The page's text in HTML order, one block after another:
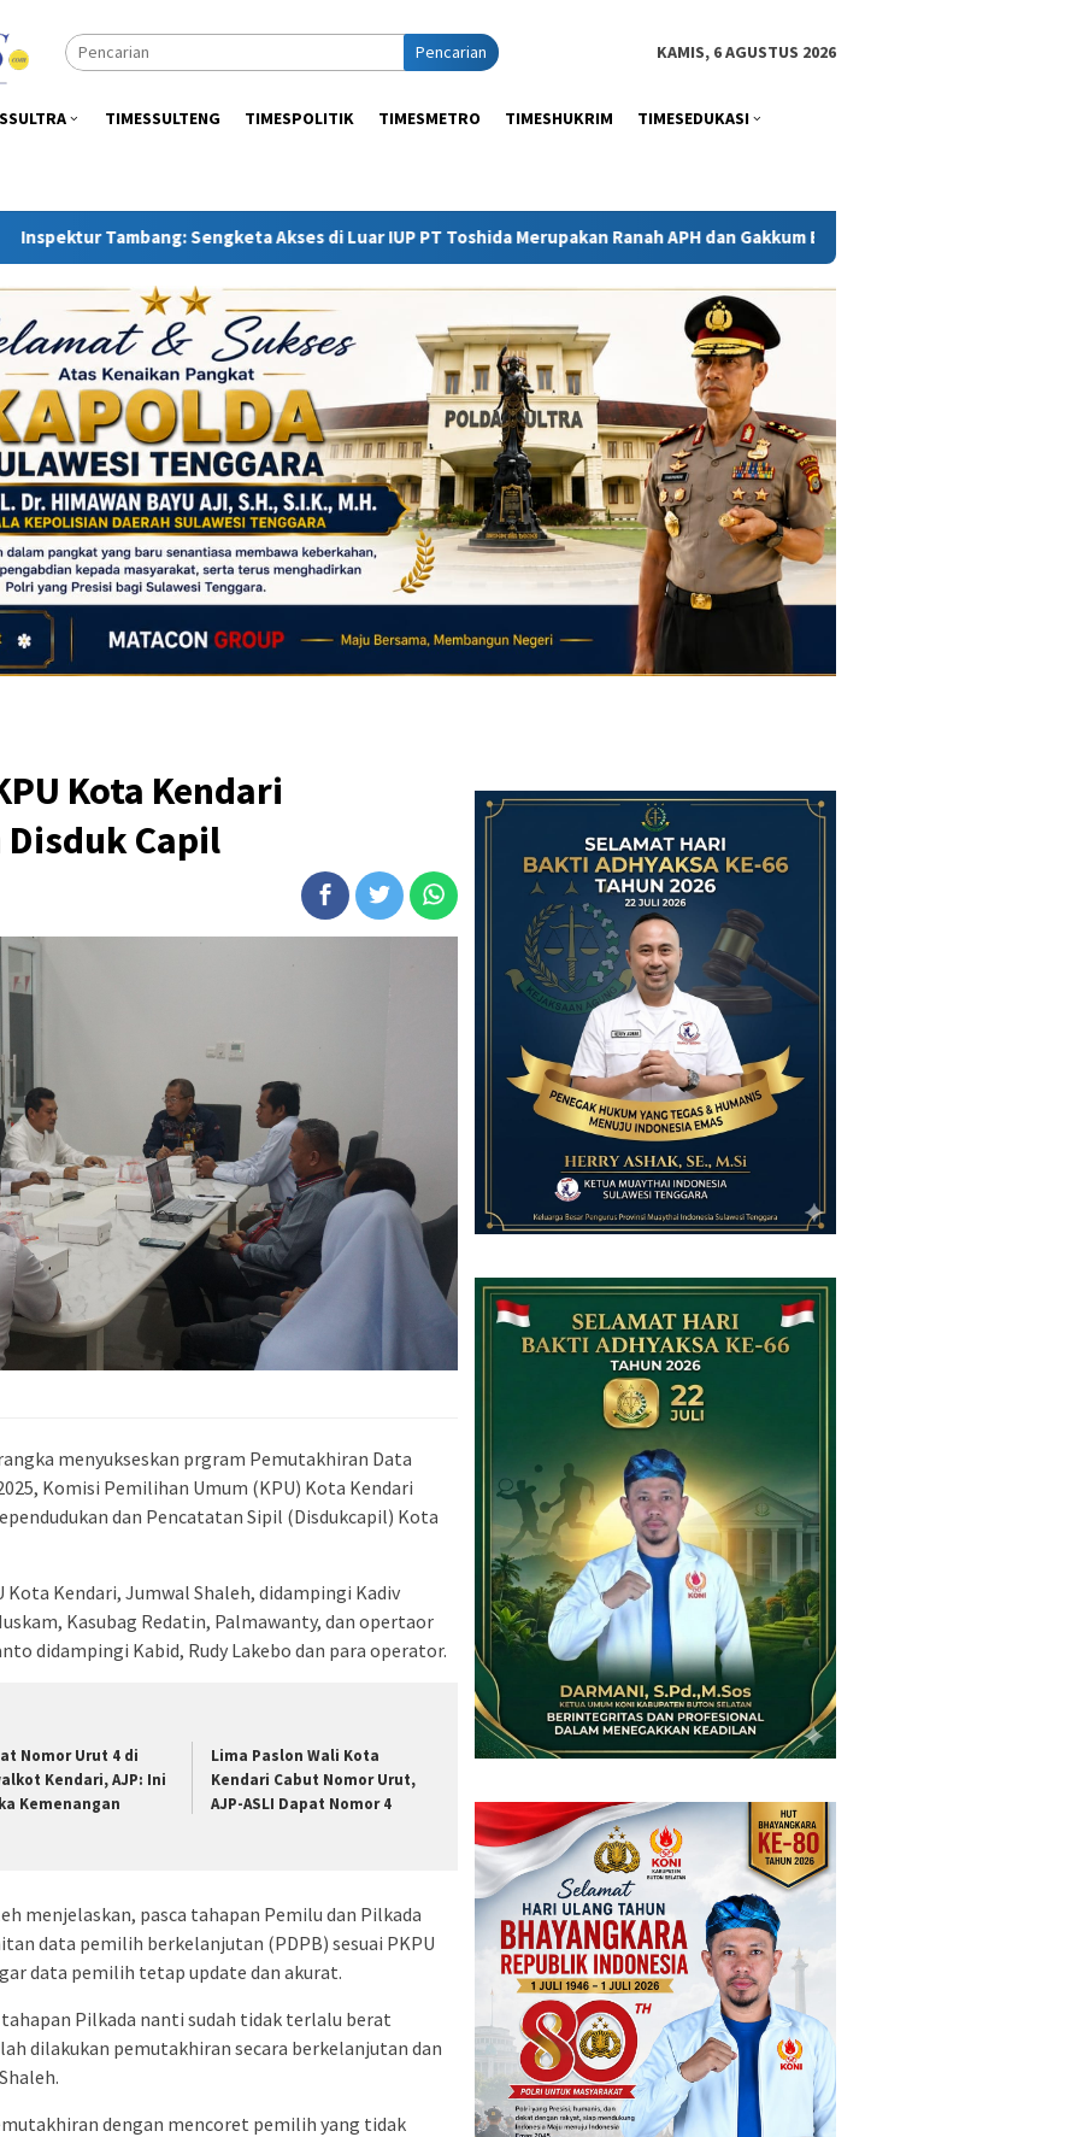
Pencarian KAMIS, 6 AGUSTUS 2026
TIMESSULTENG TIMESPOLITIK TIMESMETRO TIMESHUKRIM TIMESEDUKASI
Akses di Luar IUP PT Toshida Merupakan Ranah APH dan Gakkum ESDM Kejati Sultra Telaah Laporan KPH
Kota Kendari
Capil
menyukseskan prgram Pemutakhiran Data
Komisi Pemilihan Umum (KPU) Kota Kendari
dan Pencatatan Sipil (Disdukcapil) Kota
Kendari, Jumwal Shaleh, didampingi Kadiv
Kasubag Redatin, Palmawanty, dan opertaor
didampingi Kabid, Rudy Lakebo dan para operator.
Nomor Urut 4 di
Kendari, AJP: Ini
Kemenangan
Lima Paslon Wali Kota
Kendari Cabut Nomor Urut,
AJP-ASLI Dapat Nomor 4
menjelaskan, pasca tahapan Pemilu dan Pilkada
data pemilih berkelanjutan (PDPB) sesuai PKPU
data pemilih tetap update dan akurat.
Pilkada nanti sudah tidak terlalu berat
dilakukan pemutakhiran secara berkelanjutan dan
dengan mencoret pemilih yang tidak